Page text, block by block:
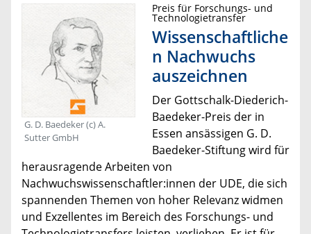
G. D. Baedeker (c) A.
Sutter GmbH
Preis für Forschungs- und
Technologietransfer
Wissenschaftliche
n Nachwuchs
auszeichnen
Der Gottschalk-Diederich-
Baedeker-Preis der in
Essen ansässigen G. D.
Baedeker-Stiftung wird für
herausragende Arbeiten von
Nachwuchswissenschaftler:innen der UDE, die sich
spannenden Themen von hoher Relevanz widmen
und Exzellentes im Bereich des Forschungs- und